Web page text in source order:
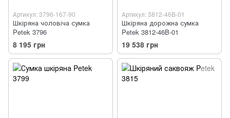
Артикул: 3796-167-90
Шкіряна чоловіча сумка
Petek 3796
8 195 грн
Артикул: 3812-46B-01
Шкіряна дорожна сумка
Petek 3812-46B-01
19 538 грн